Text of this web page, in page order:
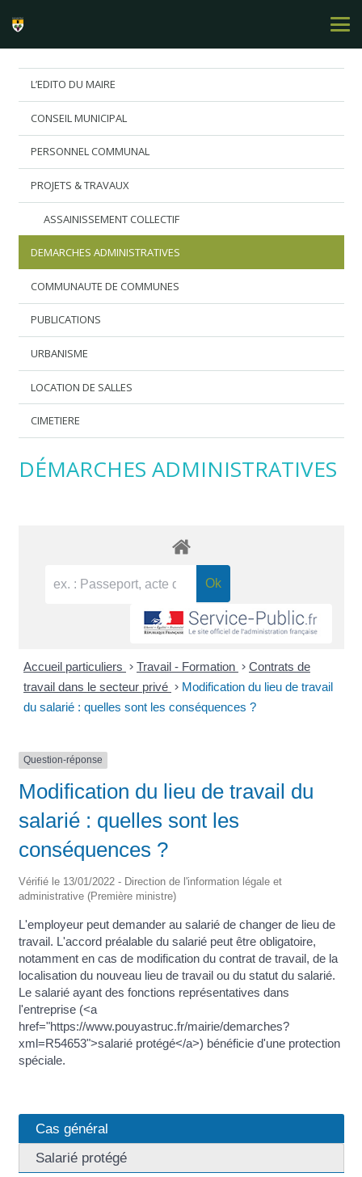
L’EDITO DU MAIRE
CONSEIL MUNICIPAL
PERSONNEL COMMUNAL
PROJETS & TRAVAUX
ASSAINISSEMENT COLLECTIF
DEMARCHES ADMINISTRATIVES
COMMUNAUTE DE COMMUNES
PUBLICATIONS
URBANISME
LOCATION DE SALLES
CIMETIERE
DÉMARCHES ADMINISTRATIVES
Accueil particuliers > Travail - Formation > Contrats de
travail dans le secteur privé > Modification du lieu de travail
du salarié : quelles sont les conséquences ?
Question-réponse
Modification du lieu de travail du
salarié : quelles sont les
conséquences ?
Vérifié le 13/01/2022 - Direction de l'information légale et
administrative (Première ministre)
L'employeur peut demander au salarié de changer de lieu de
travail. L'accord préalable du salarié peut être obligatoire,
notamment en cas de modification du contrat de travail, de la
localisation du nouveau lieu de travail ou du statut du salarié.
Le salarié ayant des fonctions représentatives dans
l'entreprise (<a
href="https://www.pouyastruc.fr/mairie/demarches?
xml=R54653">salarié protégé</a>) bénéficie d'une protection
spéciale.
Cas général
Salarié protégé